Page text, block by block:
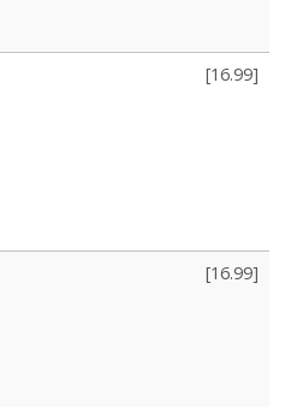
[16.99]
[16.99]